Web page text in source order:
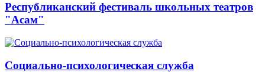
Республиканский фестиваль школьных театров
"Асам"
Социально-психологическая служба